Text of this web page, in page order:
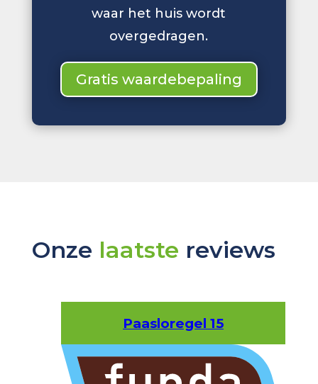
waar het huis wordt
overgedragen.
Gratis waardebepaling
Onze laatste reviews